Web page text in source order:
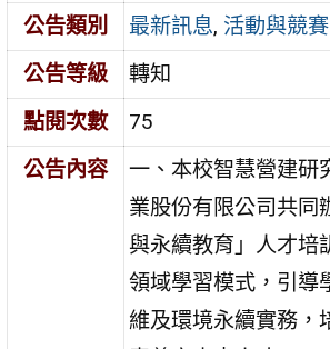
公告類別
最新訊息, 活動與競賽
公告等級
轉知
點閱次數
75
公告內容
一、本校智慧營建研
業股份有限公司共同
與永續教育」人才培
領域學習模式，引導
維及環境永續實務，